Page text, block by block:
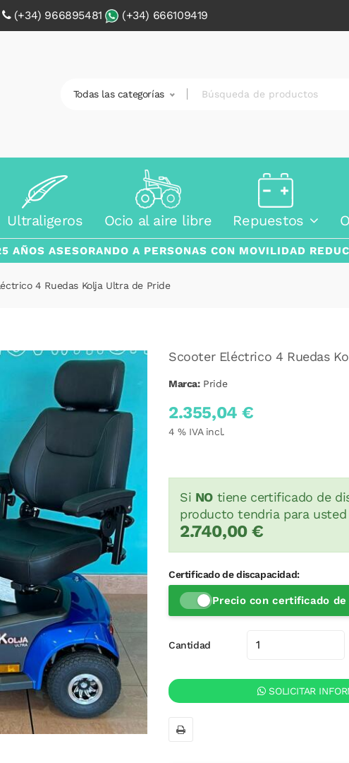
(+34) 966895481 (+34) 666109419
Todas las categorías
Ultraligeros Ocio al aire libre Repuestos
AÑOS ASESORANDO A PERSONAS CON MOVILIDAD
4 Ruedas Kolja Ultra de Pride
Scooter Eléctrico 4 Ruedas
Marca: Pride
2.355,04 €
4% IVA incl.
Si NO tiene certificado de
producto tendria para
2.740,00 €
Certificado de discapacidad:
Precio con certificado
Cantidad
SOLICITAR